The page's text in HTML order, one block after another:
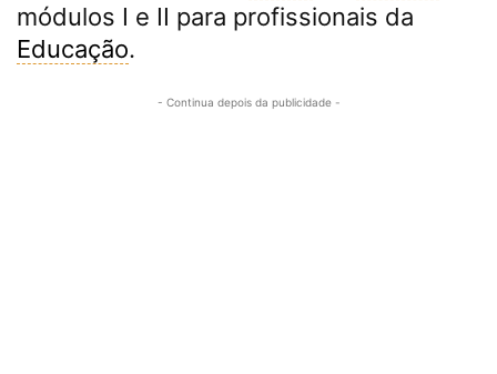
módulos I e II para profissionais da
Educação.
- Continua depois da publicidade -